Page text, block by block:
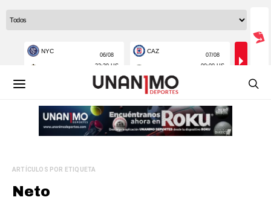
ARTÍCULOS POR ETIQUETA
Neto